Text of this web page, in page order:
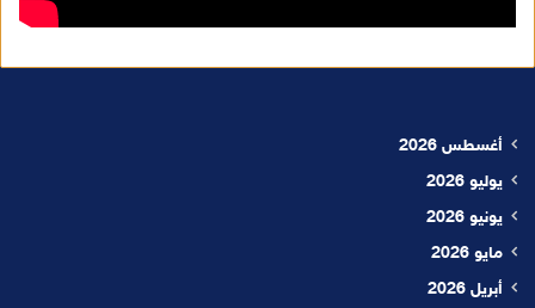
أغسطس 2026
يوليو 2026
يونيو 2026
مايو 2026
أبريل 2026